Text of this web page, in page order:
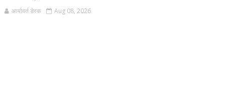
आर्यावर्त डेस्क Aug 08, 2026